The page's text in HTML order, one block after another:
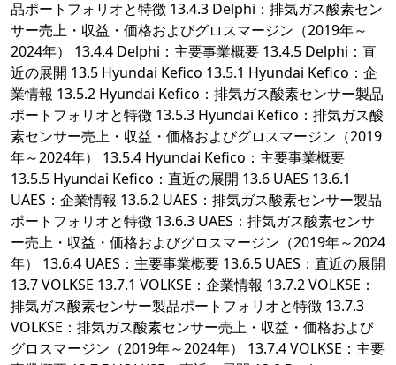
品ポートフォリオと特徴 13.4.3 Delphi：排気ガス酸素セン
サー売上・収益・価格およびグロスマージン（2019年～
2024年） 13.4.4 Delphi：主要事業概要 13.4.5 Delphi：直
近の展開 13.5 Hyundai Kefico 13.5.1 Hyundai Kefico：企
業情報 13.5.2 Hyundai Kefico：排気ガス酸素センサー製品
ポートフォリオと特徴 13.5.3 Hyundai Kefico：排気ガス酸
素センサー売上・収益・価格およびグロスマージン（2019
年～2024年） 13.5.4 Hyundai Kefico：主要事業概要
13.5.5 Hyundai Kefico：直近の展開 13.6 UAES 13.6.1
UAES：企業情報 13.6.2 UAES：排気ガス酸素センサー製品
ポートフォリオと特徴 13.6.3 UAES：排気ガス酸素センサ
ー売上・収益・価格およびグロスマージン（2019年～2024
年） 13.6.4 UAES：主要事業概要 13.6.5 UAES：直近の展開
13.7 VOLKSE 13.7.1 VOLKSE：企業情報 13.7.2 VOLKSE：
排気ガス酸素センサー製品ポートフォリオと特徴 13.7.3
VOLKSE：排気ガス酸素センサー売上・収益・価格および
グロスマージン（2019年～2024年） 13.7.4 VOLKSE：主要